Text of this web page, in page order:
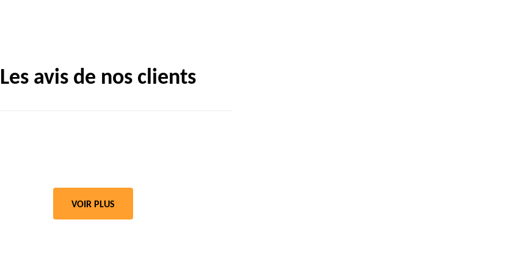
Les avis de nos clients
VOIR PLUS